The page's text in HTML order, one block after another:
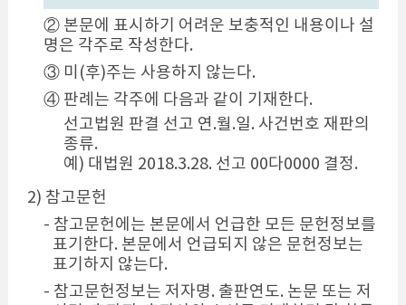
② 본문에 표시하기 어려운 보충적인 내용이나 설
명은 각주로 작성한다.
③ 미(후)주는 사용하지 않는다.
④ 판례는 각주에 다음과 같이 기재한다.
선고법원 판결 선고 연.월.일. 사건번호 재판의
종류.
예) 대법원 2018.3.28. 선고 00다0000 결정.
2) 참고문헌
- 참고문헌에는 본문에서 언급한 모든 문헌정보를
표기한다. 본문에서 언급되지 않은 문헌정보는
표기하지 않는다.
- 참고문헌정보는 저자명. 출판연도. 논문 또는 저